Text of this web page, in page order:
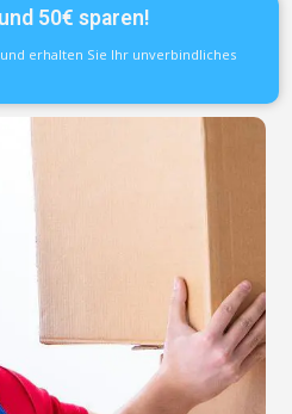
50€ sparen!
erhalten Sie Ihr unverbindliches